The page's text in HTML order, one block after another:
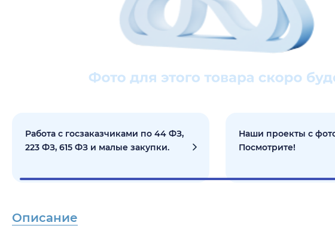
Работа с госзаказчиками по 44 ФЗ,
223 ФЗ, 615 ФЗ и малые закупки.
Наши проекты с
Посмотрите!
Описание